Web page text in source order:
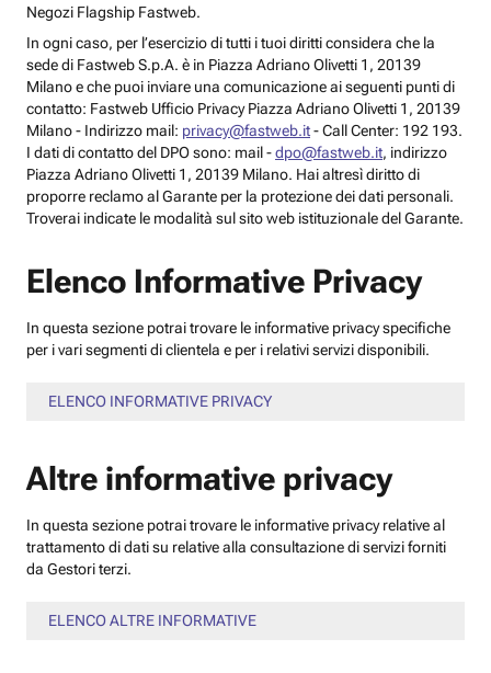
Negozi Flagship Fastweb.
In ogni caso, per l’esercizio di tutti i tuoi diritti considera che la
sede di Fastweb S.p.A. è in Piazza Adriano Olivetti 1, 20139
Milano e che puoi inviare una comunicazione ai seguenti punti di
contatto: Fastweb Ufficio Privacy Piazza Adriano Olivetti 1, 20139
Milano - Indirizzo mail: privacy@fastweb.it- Call Center: 192 193.
I dati di contatto del DPO sono: mail -dpo@fastweb.it, indirizzo
Piazza Adriano Olivetti 1, 20139 Milano. Hai altresì diritto di
proporre reclamo al Garante per la protezione dei dati personali.
Troverai indicate le modalità sul sito web istituzionale del Garante.
Elenco Informative Privacy
In questa sezione potrai trovare le informative privacy specifiche
per i vari segmenti di clientela e per i relativi servizi disponibili.
ELENCO INFORMATIVE PRIVACY
Altre informative privacy
In questa sezione potrai trovare le informative privacy relative al
trattamento di dati su relative alla consultazione di servizi forniti
da Gestori terzi.
ELENCO ALTRE INFORMATIVE